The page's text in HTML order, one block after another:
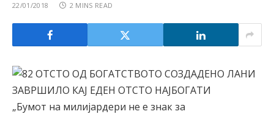
22/01/2018 2 MINS READ
„Бумот на милијардери не е знак за